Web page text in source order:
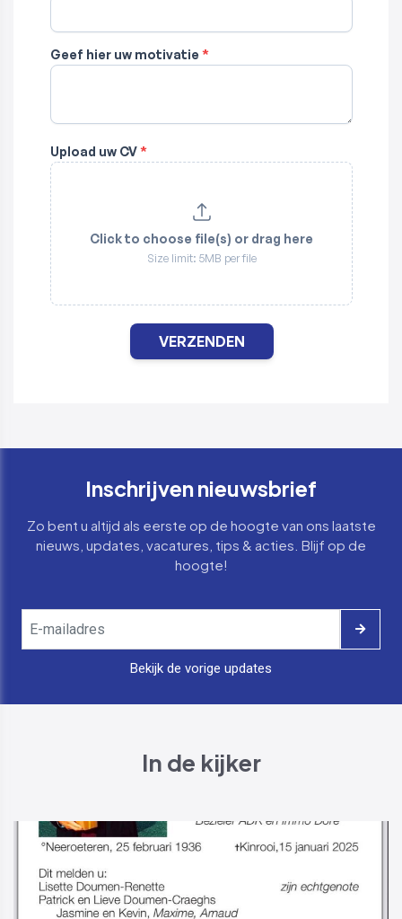
Inschrijven nieuwsbrief
Zo bent u altijd als eerste op de hoogte van ons laatste
nieuws, updates, vacatures, tips & acties. Blijf op de
hoogte!
Bekijk de vorige updates
In de kijker